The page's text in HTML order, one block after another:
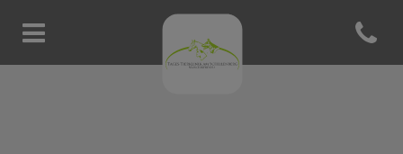
Homepage Tierklinik am
Open